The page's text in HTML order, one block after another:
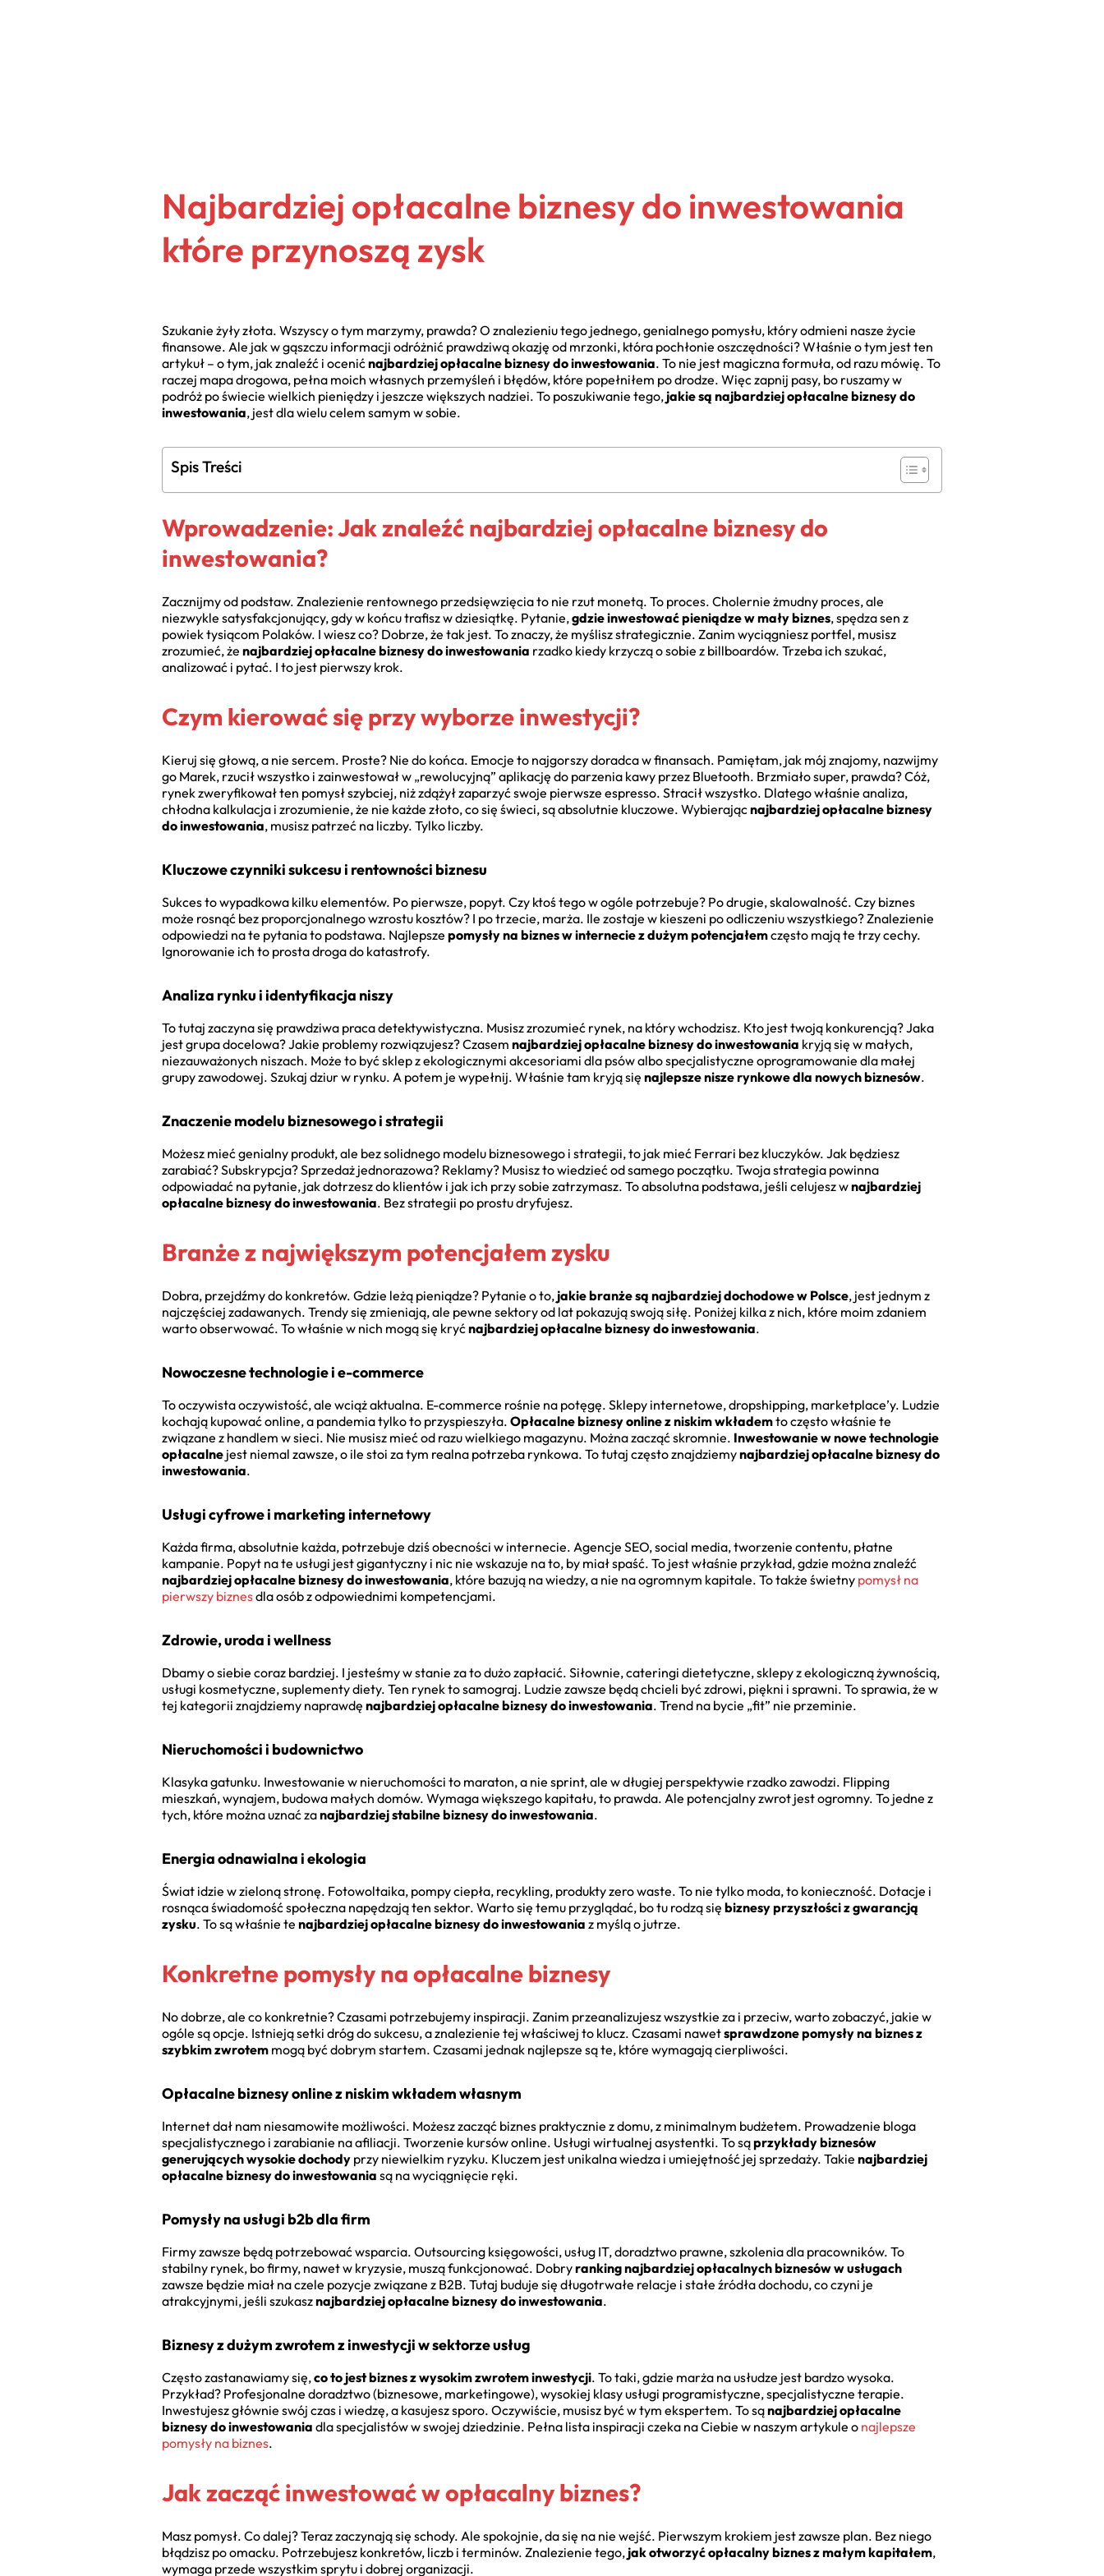
Najbardziej opłacalne biznesy do inwestowania
które przynoszą zysk
Szukanie żyły złota. Wszyscy o tym marzymy, prawda? O znalezieniu tego jednego, genialnego pomysłu, który odmieni nasze życie
finansowe. Ale jak w gąszczu informacji odróżnić prawdziwą okazję od mrzonki, która pochłonie oszczędności? Właśnie o tym jest ten
artykuł – o tym, jak znaleźć i ocenićnajbardziej opłacalne biznesy do inwestowania. To nie jest magiczna formuła, od razu mówię. To
raczej mapa drogowa, pełna moich własnych przemyśleń i błędów, które popełniłem po drodze. Więc zapnij pasy, bo ruszamy w
podróż po świecie wielkich pieniędzy i jeszcze większych nadziei. To poszukiwanie tego, jakie są najbardziej opłacalne biznesy do
inwestowania, jest dla wielu celem samym w sobie.
Spis Treści
Wprowadzenie: Jak znaleźć najbardziej opłacalne biznesy do
inwestowania?
Zacznijmy od podstaw. Znalezienie rentownego przedsięwzięcia to nie rzut monetą. To proces. Cholernie żmudny proces, ale
niezwykle satysfakcjonujący, gdy w końcu trafisz w dziesiątkę. Pytanie,gdzie inwestować pieniądze w mały biznes, spędza sen z
powiek tysiącom Polaków. I wiesz co? Dobrze, że tak jest. To znaczy, że myślisz strategicznie. Zanim wyciągniesz portfel, musisz
zrozumieć, że najbardziej opłacalne biznesy do inwestowania rzadko kiedy krzyczą o sobie z billboardów. Trzeba ich szukać,
analizować i pytać. I to jest pierwszy krok.
Czym kierować się przy wyborze inwestycji?
Kieruj się głową, a nie sercem. Proste? Nie do końca. Emocje to najgorszy doradca w finansach. Pamiętam, jak mój znajomy, nazwijmy
go Marek, rzucił wszystko i zainwestował w „rewolucyjną” aplikację do parzenia kawy przez Bluetooth. Brzmiało super, prawda? Cóż,
rynek zweryfikował ten pomysł szybciej, niż zdążył zaparzyć swoje pierwsze espresso. Stracił wszystko. Dlatego właśnie analiza,
chłodna kalkulacja i zrozumienie, że nie każde złoto, co się świeci, są absolutnie kluczowe. Wybierającnajbardziej opłacalne biznesy
do inwestowania, musisz patrzeć na liczby. Tylko liczby.
Kluczowe czynniki sukcesu i rentowności biznesu
Sukces to wypadkowa kilku elementów. Po pierwsze, popyt. Czy ktoś tego w ogóle potrzebuje? Po drugie, skalowalność. Czy biznes
może rosnąć bez proporcjonalnego wzrostu kosztów? I po trzecie, marża. Ile zostaje w kieszeni po odliczeniu wszystkiego? Znalezienie
odpowiedzi na te pytania to podstawa. Najlepsze pomysły na biznes w internecie z dużym potencjałemczęsto mają te trzy cechy.
Ignorowanie ich to prosta droga do katastrofy.
Analiza rynku i identyfikacja niszy
To tutaj zaczyna się prawdziwa praca detektywistyczna. Musisz zrozumieć rynek, na który wchodzisz. Kto jest twoją konkurencją? Jaka
jest grupa docelowa? Jakie problemy rozwiązujesz? Czasem najbardziej opłacalne biznesy do inwestowania kryją się w małych,
niezauważonych niszach. Może to być sklep z ekologicznymi akcesoriami dla psów albo specjalistyczne oprogramowanie dla małej
grupy zawodowej. Szukaj dziur w rynku. A potem je wypełnij. Właśnie tam kryją się najlepsze nisze rynkowe dla nowych biznesów.
Znaczenie modelu biznesowego i strategii
Możesz mieć genialny produkt, ale bez solidnego modelu biznesowego i strategii, to jak mieć Ferrari bez kluczyków. Jak będziesz
zarabiać? Subskrypcja? Sprzedaż jednorazowa? Reklamy? Musisz to wiedzieć od samego początku. Twoja strategia powinna
odpowiadać na pytanie, jak dotrzesz do klientów i jak ich przy sobie zatrzymasz. To absolutna podstawa, jeśli celujesz wnajbardziej
opłacalne biznesy do inwestowania. Bez strategii po prostu dryfujesz.
Branże z największym potencjałem zysku
Dobra, przejdźmy do konkretów. Gdzie leżą pieniądze? Pytanie o to, jakie branże są najbardziej dochodowe w Polsce, jest jednym z
najczęściej zadawanych. Trendy się zmieniają, ale pewne sektory od lat pokazują swoją siłę. Poniżej kilka z nich, które moim zdaniem
warto obserwować. To właśnie w nich mogą się kryćnajbardziej opłacalne biznesy do inwestowania.
Nowoczesne technologie i e-commerce
To oczywista oczywistość, ale wciąż aktualna. E-commerce rośnie na potęgę. Sklepy internetowe, dropshipping, marketplace’y. Ludzie
kochają kupować online, a pandemia tylko to przyspieszyła. Opłacalne biznesy online z niskim wkłademto często właśnie te
związane z handlem w sieci. Nie musisz mieć od razu wielkiego magazynu. Można zacząć skromnie. Inwestowanie w nowe technologie
opłacalne jest niemal zawsze, o ile stoi za tym realna potrzeba rynkowa. To tutaj często znajdziemynajbardziej opłacalne biznesy do
inwestowania.
Usługi cyfrowe i marketing internetowy
Każda firma, absolutnie każda, potrzebuje dziś obecności w internecie. Agencje SEO, social media, tworzenie contentu, płatne
kampanie. Popyt na te usługi jest gigantyczny i nic nie wskazuje na to, by miał spaść. To jest właśnie przykład, gdzie można znaleźć
najbardziej opłacalne biznesy do inwestowania, które bazują na wiedzy, a nie na ogromnym kapitale. To także świetny pomysł na
pierwszy biznesdla osób z odpowiednimi kompetencjami.
Zdrowie, uroda i wellness
Dbamy o siebie coraz bardziej. I jesteśmy w stanie za to dużo zapłacić. Siłownie, cateringi dietetyczne, sklepy z ekologiczną żywnością,
usługi kosmetyczne, suplementy diety. Ten rynek to samograj. Ludzie zawsze będą chcieli być zdrowi, piękni i sprawni. To sprawia, że w
tej kategorii znajdziemy naprawdę najbardziej opłacalne biznesy do inwestowania. Trend na bycie „fit” nie przeminie.
Nieruchomości i budownictwo
Klasyka gatunku. Inwestowanie w nieruchomości to maraton, a nie sprint, ale w długiej perspektywie rzadko zawodzi. Flipping
mieszkań, wynajem, budowa małych domów. Wymaga większego kapitału, to prawda. Ale potencjalny zwrot jest ogromny. To jedne z
tych, które można uznać zanajbardziej stabilne biznesy do inwestowania.
Energia odnawialna i ekologia
Świat idzie w zieloną stronę. Fotowoltaika, pompy ciepła, recykling, produkty zero waste. To nie tylko moda, to konieczność. Dotacje i
rosnąca świadomość społeczna napędzają ten sektor. Warto się temu przyglądać, bo tu rodzą się biznesy przyszłości z gwarancją
zysku. To są właśnie te najbardziej opłacalne biznesy do inwestowania z myślą o jutrze.
Konkretne pomysły na opłacalne biznesy
No dobrze, ale co konkretnie? Czasami potrzebujemy inspiracji. Zanim przeanalizujesz wszystkie za i przeciw, warto zobaczyć, jakie w
ogóle są opcje. Istnieją setki dróg do sukcesu, a znalezienie tej właściwej to klucz. Czasami nawetsprawdzone pomysły na biznes z
szybkim zwrotem mogą być dobrym startem. Czasami jednak najlepsze są te, które wymagają cierpliwości.
Opłacalne biznesy online z niskim wkładem własnym
Internet dał nam niesamowite możliwości. Możesz zacząć biznes praktycznie z domu, z minimalnym budżetem. Prowadzenie bloga
specjalistycznego i zarabianie na afiliacji. Tworzenie kursów online. Usługi wirtualnej asystentki. To sąprzykłady biznesów
generujących wysokie dochody przy niewielkim ryzyku. Kluczem jest unikalna wiedza i umiejętność jej sprzedaży. Takie najbardziej
opłacalne biznesy do inwestowania są na wyciągnięcie ręki.
Pomysły na usługi b2b dla firm
Firmy zawsze będą potrzebować wsparcia. Outsourcing księgowości, usług IT, doradztwo prawne, szkolenia dla pracowników. To
stabilny rynek, bo firmy, nawet w kryzysie, muszą funkcjonować. Dobryranking najbardziej opłacalnych biznesów w usługach
zawsze będzie miał na czele pozycje związane z B2B. Tutaj buduje się długotrwałe relacje i stałe źródła dochodu, co czyni je
atrakcyjnymi, jeśli szukasznajbardziej opłacalne biznesy do inwestowania.
Biznesy z dużym zwrotem z inwestycji w sektorze usług
Często zastanawiamy się,co to jest biznes z wysokim zwrotem inwestycji. To taki, gdzie marża na usłudze jest bardzo wysoka.
Przykład? Profesjonalne doradztwo (biznesowe, marketingowe), wysokiej klasy usługi programistyczne, specjalistyczne terapie.
Inwestujesz głównie swój czas i wiedzę, a kasujesz sporo. Oczywiście, musisz być w tym ekspertem. To sąnajbardziej opłacalne
biznesy do inwestowania dla specjalistów w swojej dziedzinie. Pełna lista inspiracji czeka na Ciebie w naszym artykule o najlepsze
pomysły na biznes.
Jak zacząć inwestować w opłacalny biznes?
Masz pomysł. Co dalej? Teraz zaczynają się schody. Ale spokojnie, da się na nie wejść. Pierwszym krokiem jest zawsze plan. Bez niego
błądzisz po omacku. Potrzebujesz konkretów, liczb i terminów. Znalezienie tego, jak otworzyć opłacalny biznes z małym kapitałem,
wymaga przede wszystkim sprytu i dobrej organizacji.